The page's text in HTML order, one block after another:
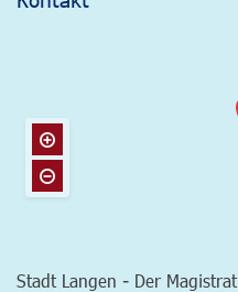
Stadt Langen - Der Magistrat